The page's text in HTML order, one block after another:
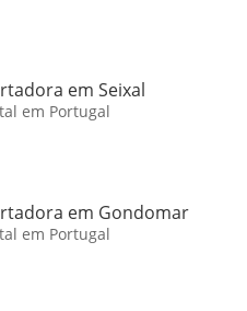
em Seixal
em Portugal
em Gondomar
em Portugal